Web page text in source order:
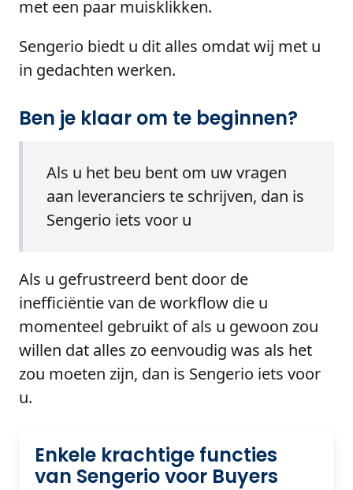
met een paar muisklikken.
Sengerio biedt u dit alles omdat wij met u
in gedachten werken.
Ben je klaar om te beginnen?
Als u het beu bent om uw vragen
aan leveranciers te schrijven, dan is
Sengerio iets voor u
Als u gefrustreerd bent door de
inefficiëntie van de workflow die u
momenteel gebruikt of als u gewoon zou
willen dat alles zo eenvoudig was als het
zou moeten zijn, dan is Sengerio iets voor
u.
Enkele krachtige functies
van Sengerio voor Buyers